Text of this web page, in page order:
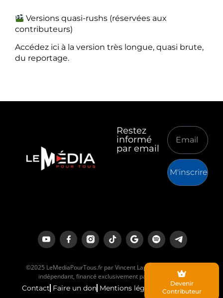
Versions quasi-rushs (réservées aux
contributeurs)
Accédez ici à la version très longue, quasi brute,
du reportage.
Restez
informé
par email
M'inscrire
©2025 LeMediaPourTous.fr par Vincent Lapierre est un média
indépendant, financé exclusivement par ses lecteurs.
Contact Faire un don Mentions légales
Devenir
Contributeur